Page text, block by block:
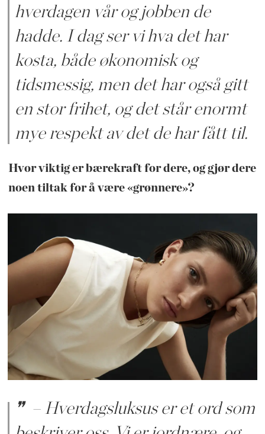
hverdagen vår og jobben de
hadde. I dag ser vi hva det har
kosta, både økonomisk og
tidsmessig, men det har også gitt
en stor frihet, og det står enormt
mye respekt av det de har fått til.
Hvor viktig er bærekraft for dere, og gjør dere
noen tiltak for å være «grønnere»?
– Hverdagsluksus er et ord som